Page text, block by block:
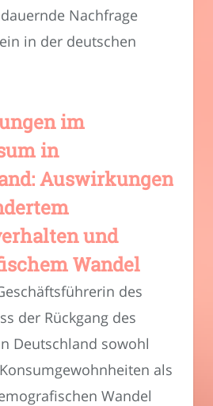
Nachfrage
in der deutschen
im
in
Auswirkungen
und
Wandel
des
der Rückgang des
Deutschland sowohl
als
Wandel